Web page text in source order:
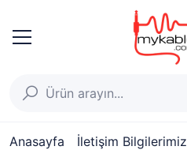
Anasayfa İletişim Bilgilerimiz